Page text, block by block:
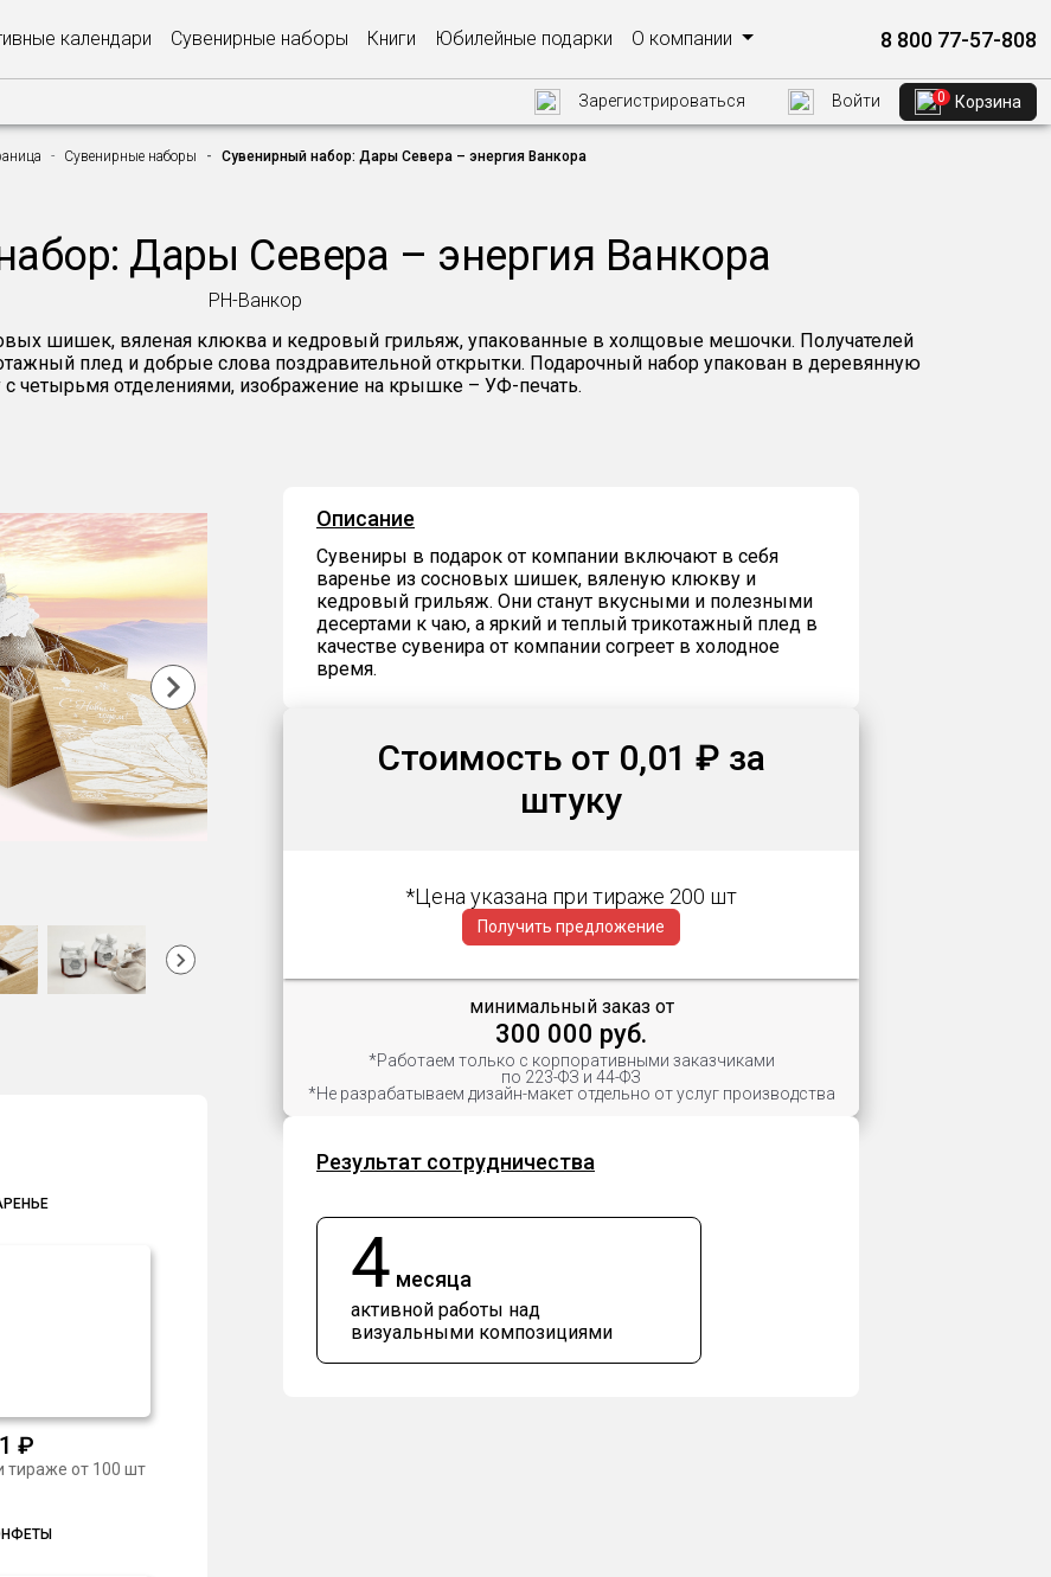
календари Сувенирные наборы Книги Юбилейные подарки О компании 8 800 77-57-808
Зарегистрироваться Войти 0 Корзина
Сувенирные наборы Сувенирный набор: Дары Севера – энергия Ванкора
Дары Севера – энергия Ванкора
РН-Ванкор
шишек, вяленая клюква и кедровый грильяж, упакованные в холщовые мешочки. Получателей
плед и добрые слова поздравительной открытки. Подарочный набор упакован в деревянную
с четырьмя отделениями, изображение на крышке – УФ-печать.
1 ₽
тираже от 100 шт
Описание
Сувениры в подарок от компании включают в себя
варенье из сосновых шишек, вяленую клюкву и
кедровый грильяж. Они станут вкусными и полезными
десертами к чаю, а яркий и теплый трикотажный плед в
качестве сувенира от компании согреет в холодное
время.
Стоимость от 0,01 ₽ за
штуку
*Цена указана при тираже 200 шт
Получить предложение
минимальный заказ от
300 000 руб.
*Работаем только с корпоративными заказчиками
по 223-ФЗ и 44-ФЗ
*Не разрабатываем дизайн-макет отдельно от услуг производства
Результат сотрудничества
4 месяца
активной работы над
визуальными композициями